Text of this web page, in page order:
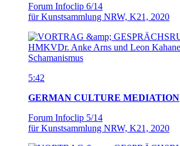
Forum Infoclip 6/14
für Kunstsammlung NRW, K21, 2020
5:42
GERMAN CULTURE MEDIATION
Forum Infoclip 5/14
für Kunstsammlung NRW, K21, 2020